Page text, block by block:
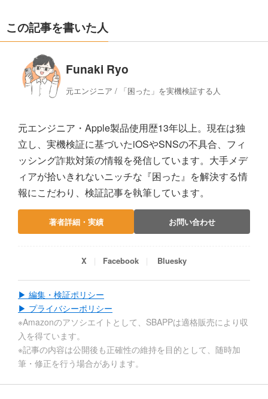
この記事を書いた人
Funaki Ryo
元エンジニア / 「困った」を実機検証する人
元エンジニア・Apple製品使用歴13年以上。現在は独
立し、実機検証に基づいたiOSやSNSの不具合、フィ
ッシング詐欺対策の情報を発信しています。大手メデ
ィアが拾いきれないニッチな『困った』を解決する情
報にこだわり、検証記事を執筆しています。
著者詳細・実績 お問い合わせ
X Facebook Bluesky
▶ 編集・検証ポリシー
▶ プライバシーポリシー
※Amazonのアソシエイトとして、SBAPPは適格販売により収
入を得ています。
※記事の内容は公開後も正確性の維持を目的として、随時加
筆・修正を行う場合があります。